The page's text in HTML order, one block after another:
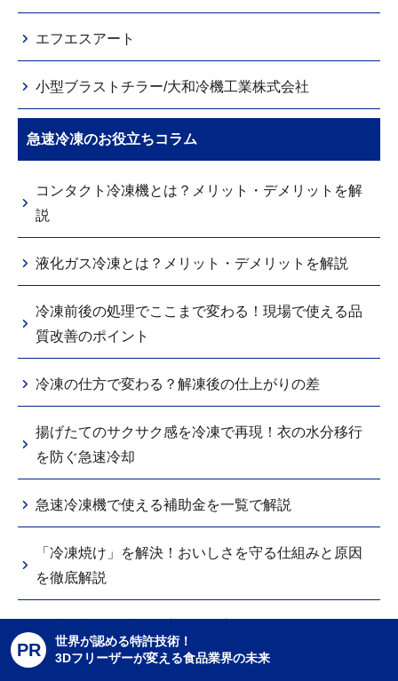
エフエスアート
小型ブラストチラー/大和冷機工業株式会社
急速冷凍のお役立ちコラム
コンタクト冷凍機とは？メリット・デメリットを解
説
液化ガス冷凍とは？メリット・デメリットを解説
冷凍前後の処理でここまで変わる！現場で使える品
質改善のポイント
冷凍の仕方で変わる？解凍後の仕上がりの差
揚げたてのサクサク感を冷凍で再現！衣の水分移行
を防ぐ急速冷却
急速冷凍機で使える補助金を一覧で解説
「冷凍焼け」を解決！おいしさを守る仕組みと原因
を徹底解説
PR
世界が認める特許技術！
3Dフリーザーが変える食品業界の未来